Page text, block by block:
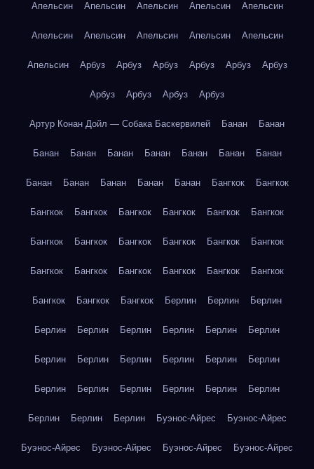
Апельсин Апельсин Апельсин Апельсин Апельсин
Апельсин Апельсин Апельсин Апельсин Апельсин
Апельсин Арбуз Арбуз Арбуз Арбуз Арбуз Арбуз
Арбуз Арбуз Арбуз Арбуз
Артур Конан Дойл — Собака Баскервилей Банан Банан
Банан Банан Банан Банан Банан Банан Банан
Банан Банан Банан Банан Банан Бангкок Бангкок
Бангкок Бангкок Бангкок Бангкок Бангкок Бангкок
Бангкок Бангкок Бангкок Бангкок Бангкок Бангкок
Бангкок Бангкок Бангкок Бангкок Бангкок Бангкок
Бангкок Бангкок Бангкок Берлин Берлин Берлин
Берлин Берлин Берлин Берлин Берлин Берлин
Берлин Берлин Берлин Берлин Берлин Берлин
Берлин Берлин Берлин Берлин Берлин Берлин
Берлин Берлин Берлин Буэнос-Айрес Буэнос-Айрес
Буэнос-Айрес Буэнос-Айрес Буэнос-Айрес Буэнос-Айрес